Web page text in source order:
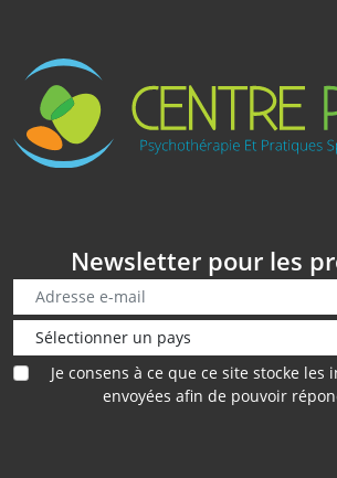
Newsletter pour les
Je consens à ce que ce site stocke les
envoyées afin de pouvoir